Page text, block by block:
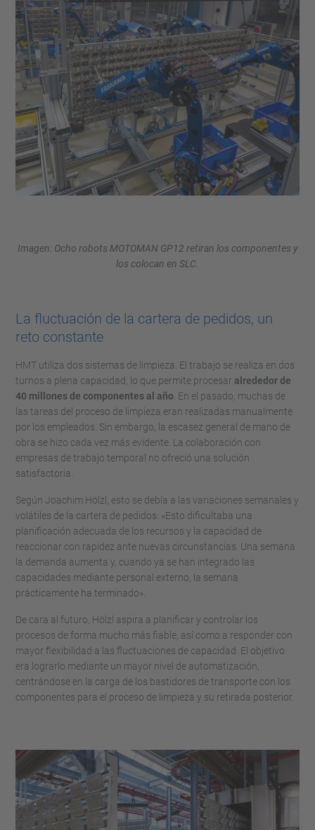
Imagen: Ocho robots MOTOMAN GP12 retiran los componentes y
los colocan en SLC.
La fluctuación de la cartera de pedidos, un
reto constante
HMT utiliza dos sistemas de limpieza. El trabajo se realiza en dos
turnos a plena capacidad, lo que permite procesar alrededor de
40 millones de componentes al año . En el pasado, muchas de
las tareas del proceso de limpieza eran realizadas manualmente
por los empleados. Sin embargo, la escasez general de mano de
obra se hizo cada vez más evidente. La colaboración con
empresas de trabajo temporal no ofreció una solución
satisfactoria.
Según Joachim Hölzl, esto se debía a las variaciones semanales y
volátiles de la cartera de pedidos: «Esto dificultaba una
planificación adecuada de los recursos y la capacidad de
reaccionar con rapidez ante nuevas circunstancias. Una semana
la demanda aumenta y, cuando ya se han integrado las
capacidades mediante personal externo, la semana
prácticamente ha terminado».
De cara al futuro, Hölzl aspira a planificar y controlar los
procesos de forma mucho más fiable, así como a responder con
mayor flexibilidad a las fluctuaciones de capacidad. El objetivo
era lograrlo mediante un mayor nivel de automatización,
centrándose en la carga de los bastidores de transporte con los
componentes para el proceso de limpieza y su retirada posterior.